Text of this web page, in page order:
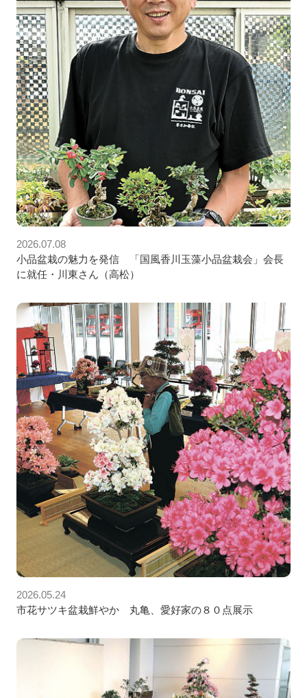
2026.07.08
小品盆栽の魅力を発信 「国風香川玉藻小品盆栽会」会長
に就任・川東さん（高松）
2026.05.24
市花サツキ盆栽鮮やか 丸亀、愛好家の８０点展示